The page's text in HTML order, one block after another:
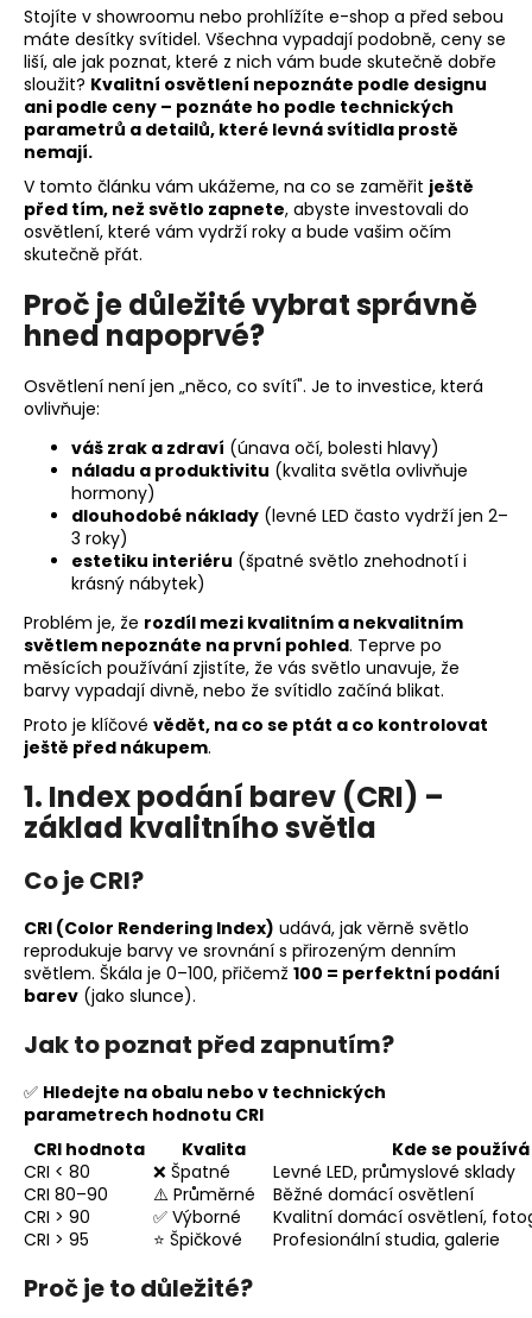
Stojíte v showroomu nebo prohlížíte e-shop a před sebou
máte desítky svítidel. Všechna vypadají podobně, ceny se
liší, ale jak poznat, které z nich vám bude skutečně dobře
sloužit? Kvalitní osvětlení nepoznáte podle designu
ani podle ceny – poznáte ho podle technických
parametrů a detailů, které levná svítidla prostě
nemají.
V tomto článku vám ukážeme, na co se zaměřit ještě
před tím, než světlo zapnete, abyste investovali do
osvětlení, které vám vydrží roky a bude vašim očím
skutečně přát.
Proč je důležité vybrat správně
hned napoprvé?
Osvětlení není jen „něco, co svítí". Je to investice, která
ovlivňuje:
váš zrak a zdraví (únava očí, bolesti hlavy)
náladu a produktivitu (kvalita světla ovlivňuje
hormony)
dlouhodobé náklady (levné LED často vydrží jen 2–
3 roky)
estetiku interiéru (špatné světlo znehodnotí i
krásný nábytek)
Problém je, že rozdíl mezi kvalitním a nekvalitním
světlem nepoznáte na první pohled. Teprve po
měsících používání zjistíte, že vás světlo unavuje, že
barvy vypadají divně, nebo že svítidlo začíná blikat.
Proto je klíčové vědět, na co se ptát a co kontrolovat
ještě před nákupem.
1. Index podání barev (CRI) –
základ kvalitního světla
Co je CRI?
CRI (Color Rendering Index) udává, jak věrně světlo
reprodukuje barvy ve srovnání s přirozeným denním
světlem. Škála je 0–100, přičemž 100 = perfektní podání
barev (jako slunce).
Jak to poznat před zapnutím?
✅ Hledejte na obalu nebo v technických
parametrech hodnotu CRI
CRI hodnota
Kvalita
Kde se používá
CRI < 80
❌ Špatné
Levné LED, průmyslové sklady
CRI 80–90
⚠️ Průměrné
Běžné domácí osvětlení
CRI > 90
✅ Výborné
Kvalitní domácí osvětlení,
CRI > 95
⭐ Špičkové Profesionální studia, galerie
Proč je to důležité?
a
j
í
t
?
D
o
e
m
e